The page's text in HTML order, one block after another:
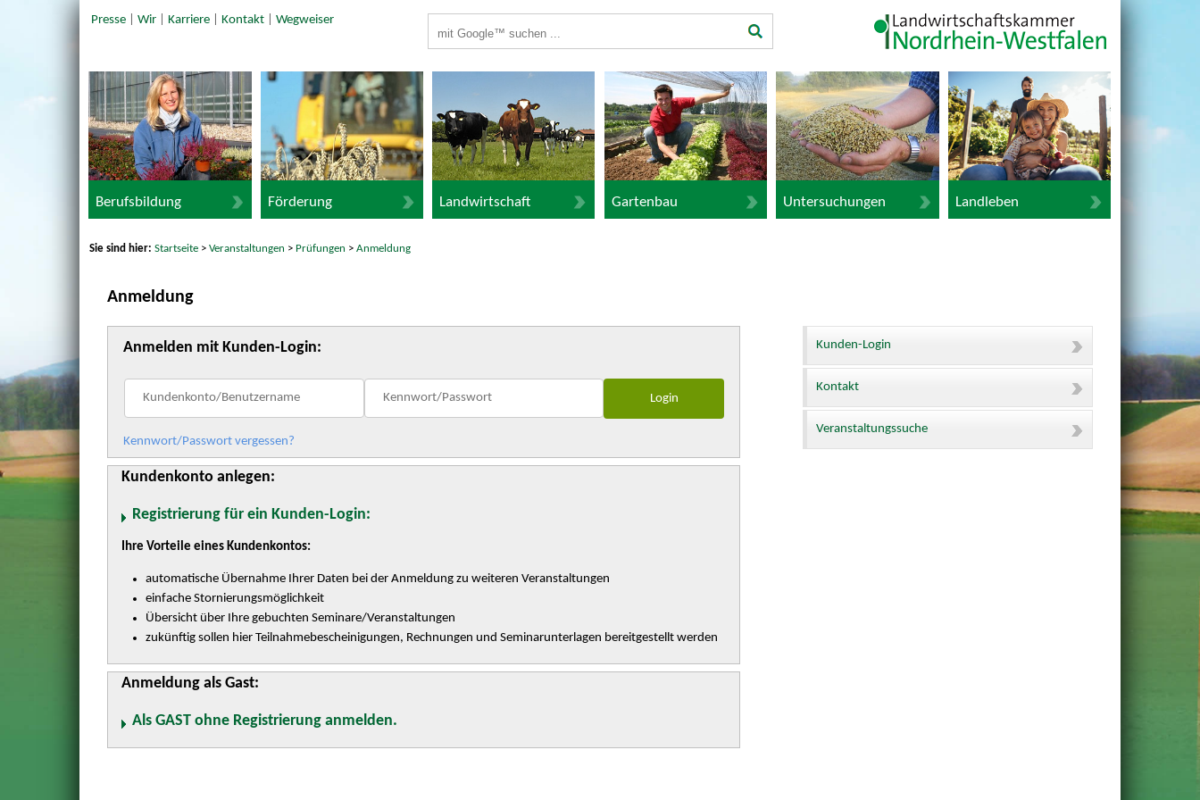
Presse| Wir| Karriere| Kontakt| Wegweiser
Berufsbildung Förderung Landwirtschaft Gartenbau Untersuchungen Landleben
Sie sind hier:Startseite >Veranstaltungen > Prüfungen >Anmeldung
Anmeldung
Anmelden mit Kunden-Login:
Kennwort/Passwort vergessen?
Kundenkonto anlegen:
Registrierung für ein Kunden-Login:
Ihre Vorteile eines Kundenkontos:
automatische Übernahme Ihrer Daten bei der Anmeldung zu weiteren Veranstaltungen
einfache Stornierungsmöglichkeit
Übersicht über Ihre gebuchten Seminare/Veranstaltungen
zukünftig sollen hier Teilnahmebescheinigungen, Rechnungen und Seminarunterlagen bereitgestellt werden
Anmeldung als Gast:
Als GAST ohne Registrierung anmelden.
Kunden-Login
Kontakt
Veranstaltungssuche